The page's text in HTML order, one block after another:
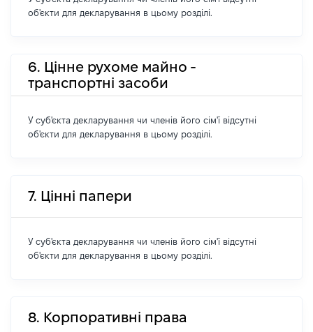
об'єкти для декларування в цьому розділі.
6. Цінне рухоме майно -
транспортні засоби
У суб'єкта декларування чи членів його сім'ї відсутні
об'єкти для декларування в цьому розділі.
7. Цінні папери
У суб'єкта декларування чи членів його сім'ї відсутні
об'єкти для декларування в цьому розділі.
8. Корпоративні права